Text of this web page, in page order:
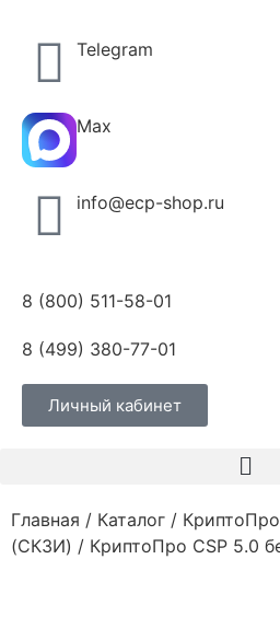
Telegram
Max
info@ecp-shop.ru
8 (800) 511-58-01
8 (499) 380-77-01
Личный кабинет
Главная / Каталог /
(СКЗИ) / КриптоПро CSP 5.0